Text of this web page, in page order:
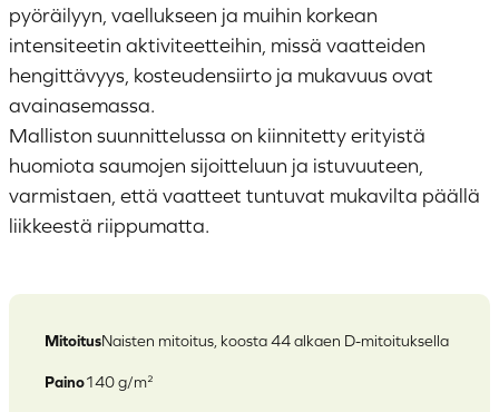
pyöräilyyn, vaellukseen ja muihin korkean
intensiteetin aktiviteetteihin, missä vaatteiden
hengittävyys, kosteudensiirto ja mukavuus ovat
avainasemassa.
Malliston suunnittelussa on kiinnitetty erityistä
huomiota saumojen sijoitteluun ja istuvuuteen,
varmistaen, että vaatteet tuntuvat mukavilta päällä
liikkeestä riippumatta.
MitoitusNaisten mitoitus, koosta 44 alkaen D-mitoituksella
Paino140 g/m²